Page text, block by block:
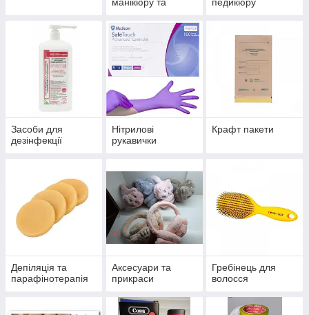
Засоби для
дезінфекції
Нітрилові
рукавички
Крафт пакети
Депіляція та
парафінотерапія
Аксесуари та
прикраси
Гребінець для
волосся